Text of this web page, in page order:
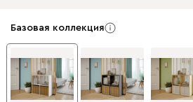
Базовая коллекция